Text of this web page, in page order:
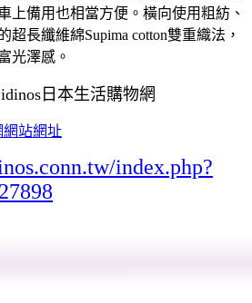
上備用也相當方便。橫向使用粗紡、
長纖維綿Supima cotton雙重織法，
光澤感。
日本生活購物網
網站網址
index.php?